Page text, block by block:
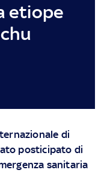
etiope
di
posticipato di
sanitaria